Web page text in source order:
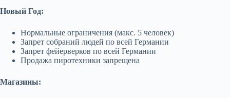
Новый Год:
Нормальные ограничения (макс. 5 человек)
Запрет собраний людей по всей Германии
Запрет фейерверков по всей Германии
Продажа пиротехники запрещена
Магазины: